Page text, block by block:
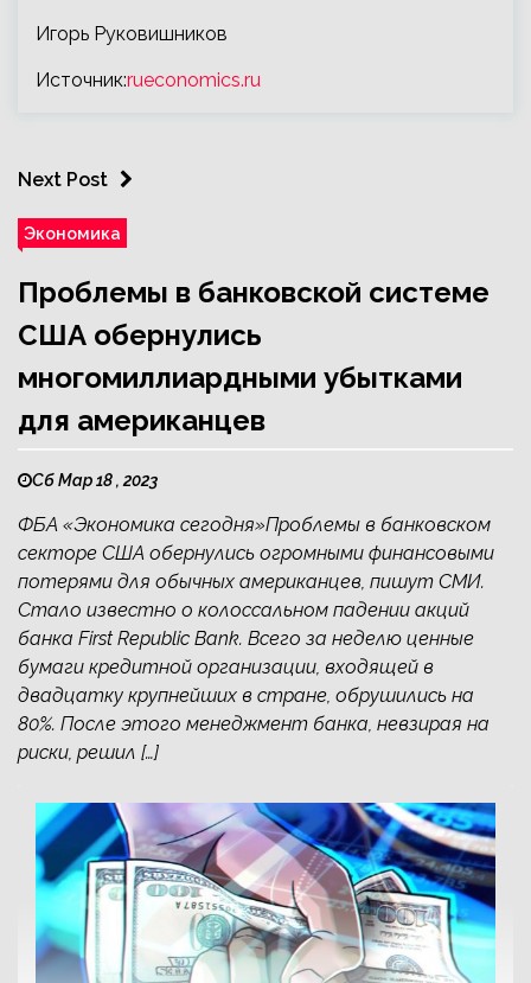
Игорь Руковишников
Источник:rueconomics.ru
Next Post
Экономика
Проблемы в банковской системе
США обернулись
многомиллиардными убытками
для американцев
Сб Мар 18 , 2023
ФБА «Экономика сегодня»Проблемы в банковском
секторе США обернулись огромными финансовыми
потерями для обычных американцев, пишут СМИ.
Стало известно о колоссальном падении акций
банка First Republic Bank. Всего за неделю ценные
бумаги кредитной организации, входящей в
двадцатку крупнейших в стране, обрушились на
80%. После этого менеджмент банка, невзирая на
риски, решил […]